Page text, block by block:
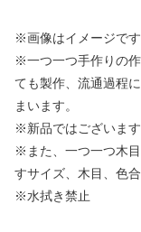
※画像はイメージです
※一つ一つ手作りの
ても製作、流通過程
まいます。
※新品ではございます
※また、一つ一つ木
すサイズ、木目、色
※水拭き禁止